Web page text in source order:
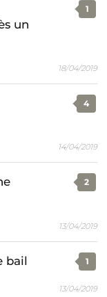
un
1
18/04/2019
4
14/04/2019
2
13/04/2019
bail 1
13/04/2019